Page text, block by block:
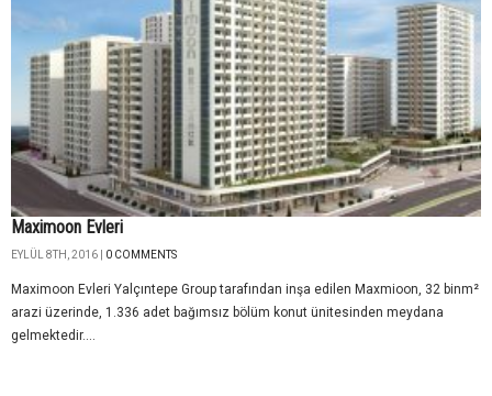
Maximoon Evleri
EYLÜL 8TH, 2016 | 0 COMMENTS
Maximoon Evleri Yalçıntepe Group tarafından inşa edilen Maxmioon, 32 binm²
arazi üzerinde, 1.336 adet bağımsız bölüm konut ünitesinden meydana
gelmektedir....